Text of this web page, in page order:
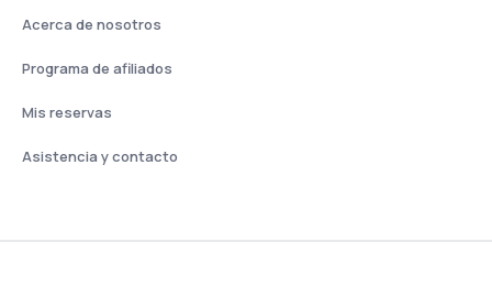
Acerca de nosotros
Programa de afiliados
Mis reservas
Asistencia y contacto